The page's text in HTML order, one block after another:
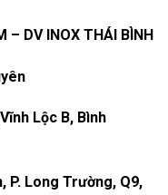
– DV INOX THÁI BÌNH
Lộc B, Bình
P. Long Trường, Q9,